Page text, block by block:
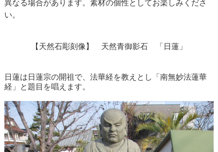
異なる場合があります。素材の個性としてお楽しみくださ
い。
【天然石彫刻像】 天然青御影石 「日蓮」
日蓮は日蓮宗の開祖で、法華経を教えとし「南無妙法蓮華
経」と題目を唱えます。